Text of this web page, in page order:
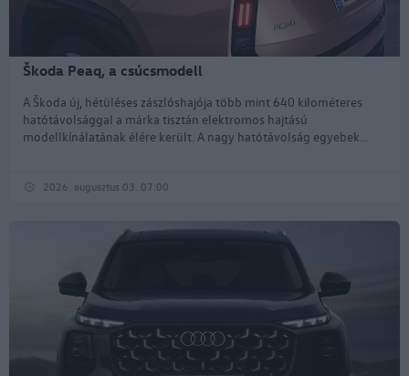
Škoda Peaq, a csúcsmodell
2026. augusztus 03. 07:00
A Škoda új, hétüléses zászlóshajója több mint 640 kilométeres
hatótávolsággal a márka tisztán elektromos hajtású
modellkínálatának élére került. A nagy hatótávolság egyebek...